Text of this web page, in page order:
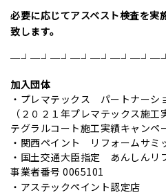
必要に応じてアスベスト検査を実
致します。
加入団体
・プレマテックス パートナー
（２０２１年プレマテックス施
テグラルコート施工実績キャンペ
・関西ペイント リフォームサ
・国土交通大臣指定 あんしんリ
事業者番号 0065101
・アステックペイント認定店